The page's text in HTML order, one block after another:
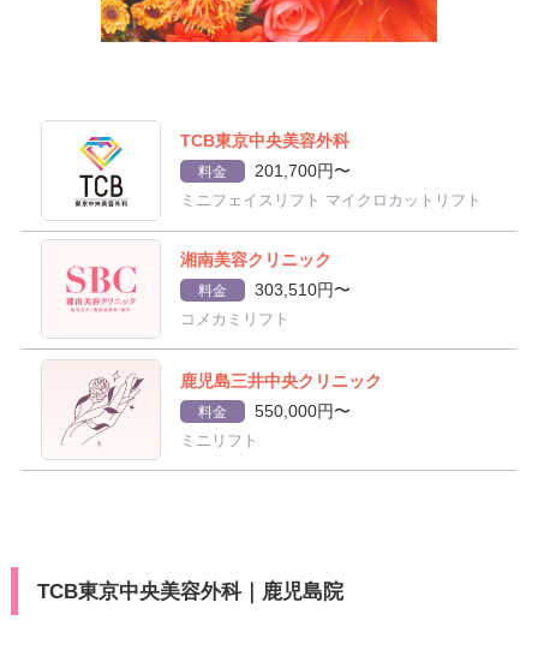
TCB東京中央美容外科
料金 201,700円〜
ミニフェイスリフト マイクロカットリフト
湘南美容クリニック
料金 303,510円〜
コメカミリフト
鹿児島三井中央クリニック
料金 550,000円〜
ミニリフト
TCB東京中央美容外科｜鹿児島院